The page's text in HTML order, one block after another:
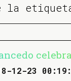
la
12-23